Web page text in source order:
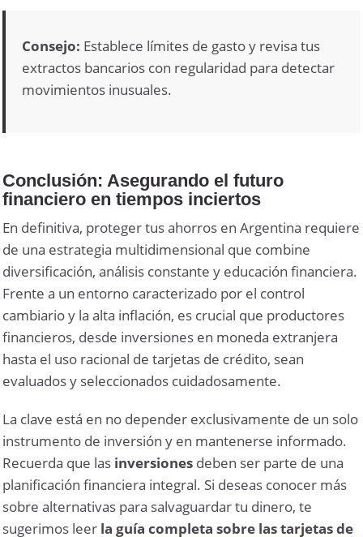
Consejo: Establece límites de gasto y revisa tus
extractos bancarios con regularidad para detectar
movimientos inusuales.
Conclusión: Asegurando el futuro
financiero en tiempos inciertos
En definitiva, proteger tus ahorros en Argentina requiere
de una estrategia multidimensional que combine
diversificación, análisis constante y educación financiera.
Frente a un entorno caracterizado por el control
cambiario y la alta inflación, es crucial que productores
financieros, desde inversiones en moneda extranjera
hasta el uso racional de tarjetas de crédito, sean
evaluados y seleccionados cuidadosamente.
La clave está en no depender exclusivamente de un solo
instrumento de inversión y en mantenerse informado.
Recuerda que las inversiones deben ser parte de una
planificación financiera integral. Si deseas conocer más
sobre alternativas para salvaguardar tu dinero, te
sugerimos leer la guía completa sobre las tarjetas de